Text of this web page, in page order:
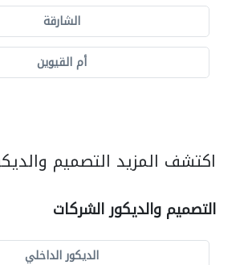
الشارقة
أم القيوين
اكتشف المزيد التصميم
التصميم والديكور الشركات
الديكور الداخلي